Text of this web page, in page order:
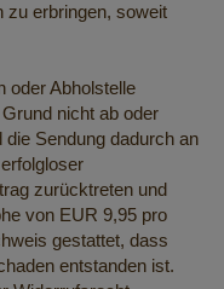
zu erbringen, soweit
oder Abholstelle
nicht ab oder
Sendung dadurch an
zurücktreten und
von EUR 9,95 pro
gestattet, dass
entstanden ist.